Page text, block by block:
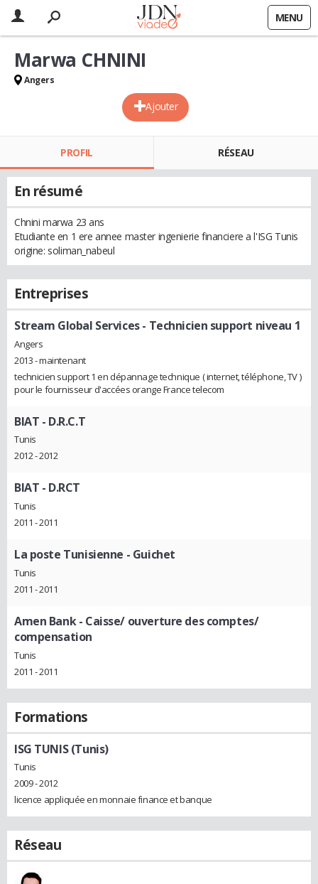
MENU
Ajouter
Marwa CHNINI
Angers
PROFIL RÉSEAU
En résumé
Chnini marwa 23 ans
Etudiante en 1 ere annee master ingenierie financiere a l'ISG Tunis
origine: soliman_nabeul
Entreprises
Stream Global Services- Technicien support niveau 1
Angers
2013 - maintenant
technicien support 1 en dépannage technique ( internet, téléphone, TV )
pour le fournisseur d'accées orange France telecom
BIAT - D.R.C.T
Tunis
2012 - 2012
BIAT - D.RCT
Tunis
2011 - 2011
La poste Tunisienne - Guichet
Tunis
2011 - 2011
Amen Bank- Caisse/ ouverture des comptes/
compensation
Tunis
2011 - 2011
Formations
ISG TUNIS (Tunis)
Tunis
2009 - 2012
licence appliquée en monnaie finance et banque
Réseau